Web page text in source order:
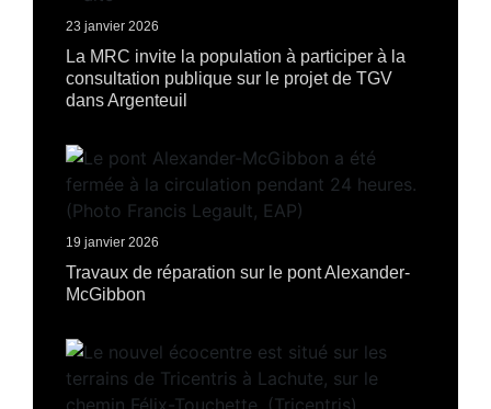
23 janvier 2026
La MRC invite la population à participer à la
consultation publique sur le projet de TGV
dans Argenteuil
19 janvier 2026
Travaux de réparation sur le pont Alexander-
McGibbon